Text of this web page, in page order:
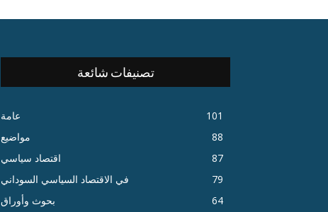
تصنيفات شائعة
عامة
101
مواضيع
88
اقتصاد سياسي
87
في الاقتصاد السياسي السوداني
79
بحوث وأوراق
64